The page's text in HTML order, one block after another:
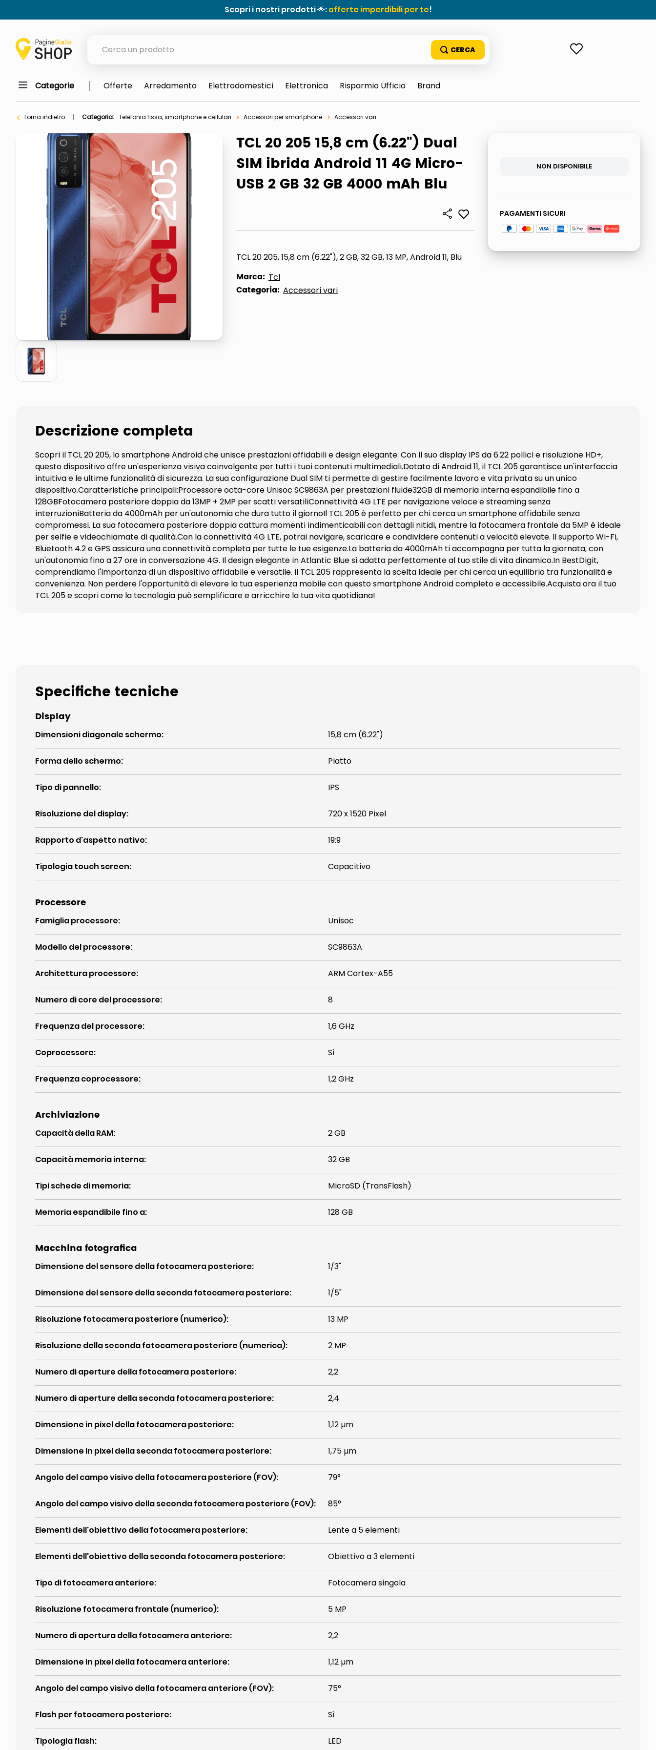
Scopri i nostri prodotti 🌟:offerte imperdibili per te!
orologio parete
porta tv
elenco
ombrelloni
italia independent occhiali sole 0703 thin rotondo sun
lucidatrice pavimenti
pattumiera raccolta differenziata
asciuga capelli spazzola
Categorie Offerte Arredamento Elettrodomestici Elettronica Risparmio Ufficio Brand
Torna indietro Categoria: Telefonia fissa, smartphone e cellulari Accessori per smartphone Accessori vari
TCL 20 205 15,8 cm (6.22") Dual
SIM ibrida Android 11 4G Micro-
USB 2 GB 32 GB 4000 mAh Blu
TCL 20 205, 15,8 cm (6.22"), 2 GB, 32 GB, 13 MP, Android 11, Blu
Marca: Tcl
Categoria: Accessori vari
NON DISPONIBILE
PAGAMENTI SICURI
Descrizione completa
Scopri il TCL 20 205, lo smartphone Android che unisce prestazioni affidabili e design elegante. Con il suo display IPS da 6.22 pollici e risoluzione HD+,
questo dispositivo offre un'esperienza visiva coinvolgente per tutti i tuoi contenuti multimediali.Dotato di Android 11, il TCL 205 garantisce un'interfaccia
intuitiva e le ultime funzionalità di sicurezza. La sua configurazione Dual SIM ti permette di gestire facilmente lavoro e vita privata su un unico
dispositivo.Caratteristiche principali:Processore octa-core Unisoc SC9863A per prestazioni fluide32GB di memoria interna espandibile fino a
128GBFotocamera posteriore doppia da 13MP + 2MP per scatti versatiliConnettività 4G LTE per navigazione veloce e streaming senza
interruzioniBatteria da 4000mAh per un'autonomia che dura tutto il giornoIl TCL 205 è perfetto per chi cerca un smartphone affidabile senza
compromessi. La sua fotocamera posteriore doppia cattura momenti indimenticabili con dettagli nitidi, mentre la fotocamera frontale da 5MP è ideale
per selfie e videochiamate di qualità.Con la connettività 4G LTE, potrai navigare, scaricare e condividere contenuti a velocità elevate. Il supporto Wi-Fi,
Bluetooth 4.2 e GPS assicura una connettività completa per tutte le tue esigenze.La batteria da 4000mAh ti accompagna per tutta la giornata, con
un'autonomia fino a 27 ore in conversazione 4G. Il design elegante in Atlantic Blue si adatta perfettamente al tuo stile di vita dinamico.In BestDigit,
comprendiamo l'importanza di un dispositivo affidabile e versatile. Il TCL 205 rappresenta la scelta ideale per chi cerca un equilibrio tra funzionalità e
convenienza. Non perdere l'opportunità di elevare la tua esperienza mobile con questo smartphone Android completo e accessibile.Acquista ora il tuo
TCL 205 e scopri come la tecnologia può semplificare e arricchire la tua vita quotidiana!
Specifiche tecniche
Display
Dimensioni diagonale schermo: 15,8 cm (6.22")
Forma dello schermo: Piatto
Tipo di pannello: IPS
Risoluzione del display: 720 x 1520 Pixel
Rapporto d'aspetto nativo: 19:9
Tipologia touch screen: Capacitivo
Processore
Famiglia processore: Unisoc
Modello del processore: SC9863A
Architettura processore: ARM Cortex-A55
Numero di core del processore: 8
Frequenza del processore: 1,6 GHz
Coprocessore: Sì
Frequenza coprocessore: 1,2 GHz
Archiviazione
Capacità della RAM: 2 GB
Capacità memoria interna: 32 GB
Tipi schede di memoria: MicroSD (TransFlash)
Memoria espandibile fino a: 128 GB
Macchina fotografica
Dimensione del sensore della fotocamera posteriore: 1/3"
Dimensione del sensore della seconda fotocamera posteriore: 1/5"
Risoluzione fotocamera posteriore (numerico): 13 MP
Risoluzione della seconda fotocamera posteriore (numerica): 2 MP
Numero di aperture della fotocamera posteriore: 2,2
Numero di aperture della seconda fotocamera posteriore: 2,4
Dimensione in pixel della fotocamera posteriore: 1,12 µm
Dimensione in pixel della seconda fotocamera posteriore: 1,75 µm
Angolo del campo visivo della fotocamera posteriore (FOV): 79°
Angolo del campo visivo della seconda fotocamera posteriore (FOV): 85°
Elementi dell'obiettivo della fotocamera posteriore: Lente a 5 elementi
Elementi dell'obiettivo della seconda fotocamera posteriore: Obiettivo a 3 elementi
Tipo di fotocamera anteriore: Fotocamera singola
Risoluzione fotocamera frontale (numerico): 5 MP
Numero di apertura della fotocamera anteriore: 2,2
Dimensione in pixel della fotocamera anteriore: 1,12 µm
Angolo del campo visivo della fotocamera anteriore (FOV): 75°
Flash per fotocamera posteriore: Sì
Tipologia flash: LED